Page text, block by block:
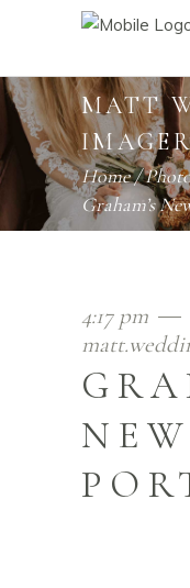
MATT
Home/
Graham’s
4:17 pm